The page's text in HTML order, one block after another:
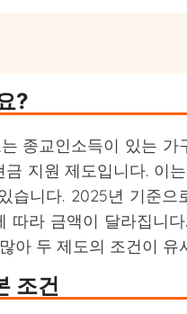
?
종교인소득이 있는
지원 제도입니다. 이
습니다. 2025년 기준으
따라 금액이 달라집니
아 두 제도의 조건이 유
조건